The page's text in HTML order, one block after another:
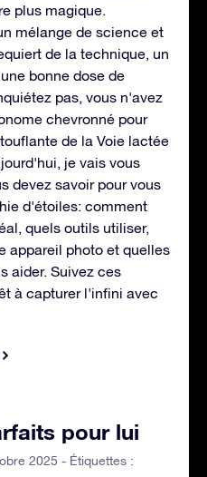
plus magique.
mélange de science et
de la technique, un
bonne dose de
pas, vous n'avez
chevronné pour
de la Voie lactée
je vais vous
devez savoir pour vous
d'étoiles: comment
quels outils utiliser,
appareil photo et quelles
aider. Suivez ces
à capturer l'infini avec
pour lui
2025 - Étiquettes :